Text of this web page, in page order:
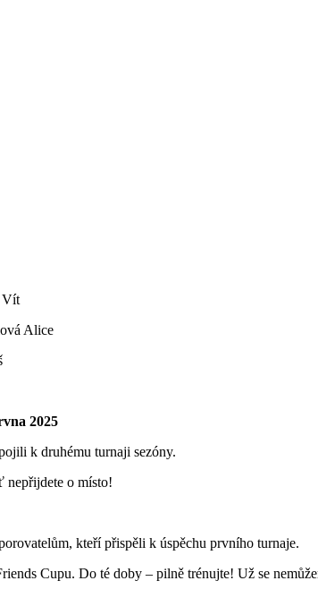
Vít
Alice
2025
k druhému turnaji sezóny.
nepřijdete o místo!
kteří přispěli k úspěchu prvního turnaje.
Cupu. Do té doby – pilně trénujte! Už se